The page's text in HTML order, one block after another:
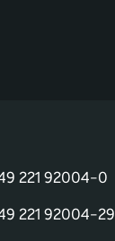
221 92004-0
221 92004-29